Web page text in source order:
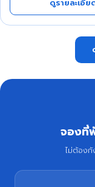
ดูรายละเอีย
จองที่
ไม่ต้อง